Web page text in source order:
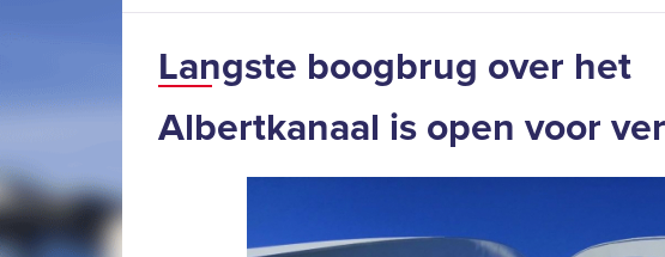
Langste boogbrug over het
Albertkanaal is open voor